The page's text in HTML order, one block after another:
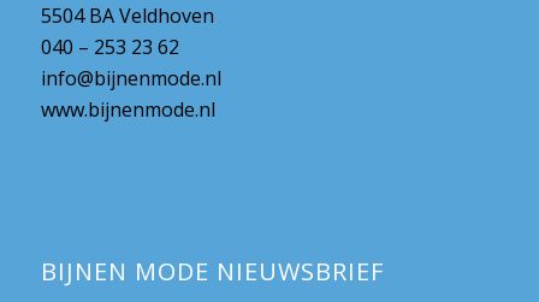
5504 BA Veldhoven
040 – 253 23 62
info@bijnenmode.nl
www.bijnenmode.nl
BIJNEN MODE NIEUWSBRIEF